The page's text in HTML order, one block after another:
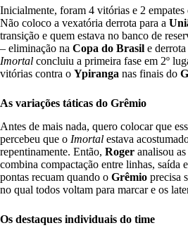
Inicialmente, foram 4 vitórias e 2 empates
Não coloco a vexatória derrota para a
transição e quem estava no banco de
– eliminação na Copa do Brasil e
Imortal concluiu a primeira fase em 2º
vitórias contra o Ypiranga nas finais do
As variações táticas do Grêmio
Antes de mais nada, quero colocar que
percebeu que o Imortal estava
repentinamente. Então, Roger analisou
combina compactação entre linhas, saída
pontas recuam quando o Grêmio precisa
no qual todos voltam para marcar e os
Os destaques individuais do time